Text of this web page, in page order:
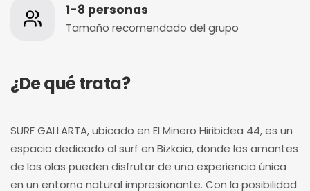
1-8 personas
Tamaño recomendado del grupo
¿De qué trata?
SURF GALLARTA, ubicado en El Minero Hiribidea 44, es un
espacio dedicado al surf en Bizkaia, donde los amantes
de las olas pueden disfrutar de una experiencia única
en un entorno natural impresionante. Con la posibilidad